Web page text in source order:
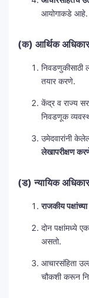
आयोगाकडे आहे.
(क) आर्थिक
निवडणुकीसाठी
तयार करणे.
केंद्र व राज्य
निवडणूक
उमेदवारांनी
लेखापरीक्षण
(ड) न्यायिक
राजकीय
दोन पक्षांमध्ये
असतो.
आचारसंहिता
चौकशी करून